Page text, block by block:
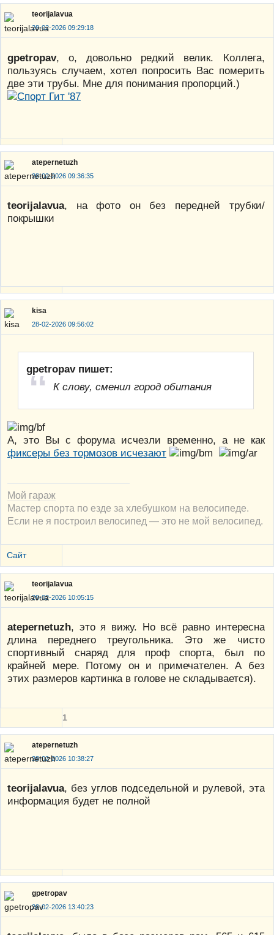
teorijalavua
28-02-2026 09:29:18
gpetropav, о, довольно редкий велик. Коллега,
пользуясь случаем, хотел попросить Вас померить
две эти трубы. Мне для понимания пропорций.)
atepernetuzh
28-02-2026 09:36:35
teorijalavua, на фото он без передней трубки/
покрышки
kisa
28-02-2026 09:56:02
gpetropav пишет:
К слову, сменил город обитания
А, это Вы с форума исчезли временно, а не как
фиксеры без тормозов исчезают
Мой гараж
Мастер спорта по езде за хлебушком на велосипеде.
Если не я построил велосипед — это не мой велосипед.
Сайт
teorijalavua
28-02-2026 10:05:15
atepernetuzh, это я вижу. Но всё равно интересна
длина переднего треугольника. Это же чисто
спортивный снаряд для проф спорта, был по
крайней мере. Потому он и примечателен. А без
этих размеров картинка в голове не складывается).
1
atepernetuzh
28-02-2026 10:38:27
teorijalavua, без углов подседельной и рулевой, эта
информация будет не полной
gpetropav
28-02-2026 13:40:23